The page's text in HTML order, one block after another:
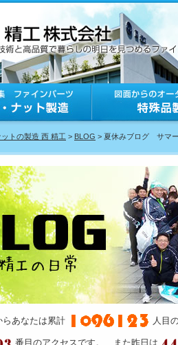
トの製造 西 精工 > BLOG > 夏休みブログ サマ
らあなたは累計 人目
番目のアクセスです。 また昨日は